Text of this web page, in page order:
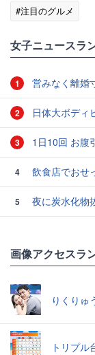
#注目のグルメ
女子ニュースラ
1 営みなく離婚
2 日体大ボディ
3 1日10回 お腹
4 飲食店でおせ
5
夜に炭水化物
画像アクセスラ
りくりゅ
トリプル